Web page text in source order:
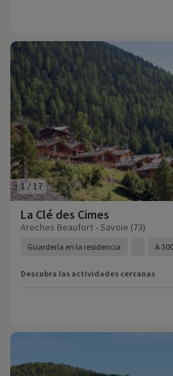
1/17
La Clé des Cimes
Areches Beaufort - Savoie (73)
Guardería en la residencia A
Descubra las actividades cercanas